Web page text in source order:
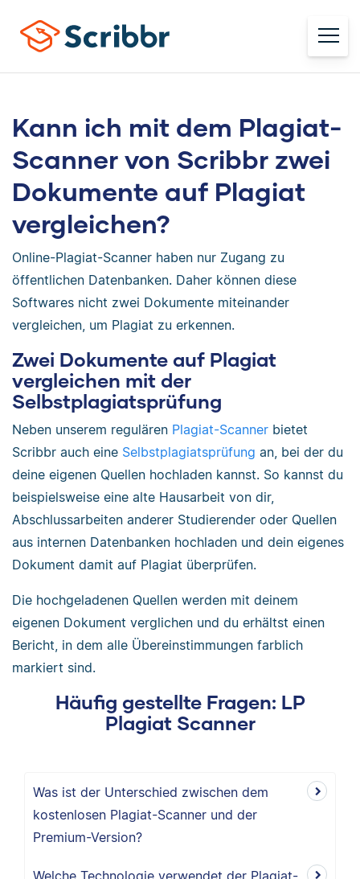
Kann ich mit dem Plagiat-
Scanner von Scribbr zwei
Dokumente auf Plagiat
vergleichen?
Online-Plagiat-Scanner haben nur Zugang zu
öffentlichen Datenbanken. Daher können diese
Softwares nicht zwei Dokumente miteinander
vergleichen, um Plagiat zu erkennen.
Zwei Dokumente auf Plagiat
vergleichen mit der
Selbstplagiatsprüfung
Neben unserem regulären Plagiat-Scanner bietet
Scribbr auch eine Selbstplagiatsprüfung an, bei der du
deine eigenen Quellen hochladen kannst. So kannst du
beispielsweise eine alte Hausarbeit von dir,
Abschlussarbeiten anderer Studierender oder Quellen
aus internen Datenbanken hochladen und dein eigenes
Dokument damit auf Plagiat überprüfen.
Die hochgeladenen Quellen werden mit deinem
eigenen Dokument verglichen und du erhältst einen
Bericht, in dem alle Übereinstimmungen farblich
markiert sind.
Häufig gestellte Fragen: LP
Plagiat Scanner
Was ist der Unterschied zwischen dem
kostenlosen Plagiat-Scanner und der
Premium-Version?
Welche Technologie verwendet der Plagiat-